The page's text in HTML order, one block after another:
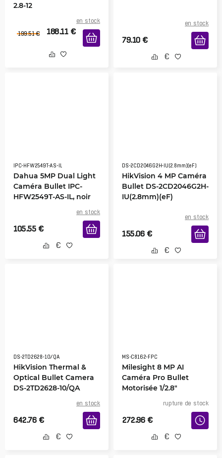
2.8-12
en stock
199.51 € 188.11 €
en stock
79.10 €
IPC-HFW2549T-AS-IL
Dahua 5MP Dual Light
Caméra Bullet IPC-
HFW2549T-AS-IL, noir
en stock
105.55 €
DS-2CD2046G2H-IU(2.8mm)(eF)
HikVision 4 MP Caméra
Bullet DS-2CD2046G2H-
IU(2.8mm)(eF)
en stock
155.06 €
DS-2TD2628-10/QA
HikVision Thermal &
Optical Bullet Camera
DS-2TD2628-10/QA
en stock
642.76 €
MS-C8162-FPC
Milesight 8 MP AI
Caméra Pro Bullet
Motorisée 1/2.8″
rupture de stock
272.96 €